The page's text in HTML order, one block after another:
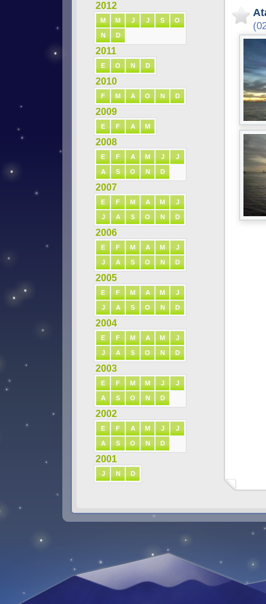
2012
M M J J S O
N D
2011
E O N D
2010
F M A O N D
2009
E F A M
2008
E F A M J J
A S O N D
2007
E F M A M J
J A S O N D
2006
E F M A M J
J A S O N D
2005
E F M A M J
J A S O N D
2004
E F M A M J
J A S O N D
2003
E F M M J J
A S O N D
2002
E F A M J J
A S O N D
2001
J N D